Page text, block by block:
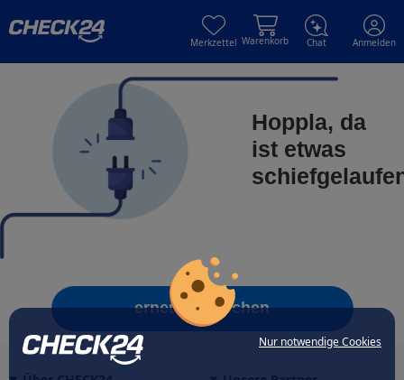
Nur notwendige Cookies
Merkzettel Warenkorb Chat Anmelden
Hoppla, da
ist etwas
erneut versuchen